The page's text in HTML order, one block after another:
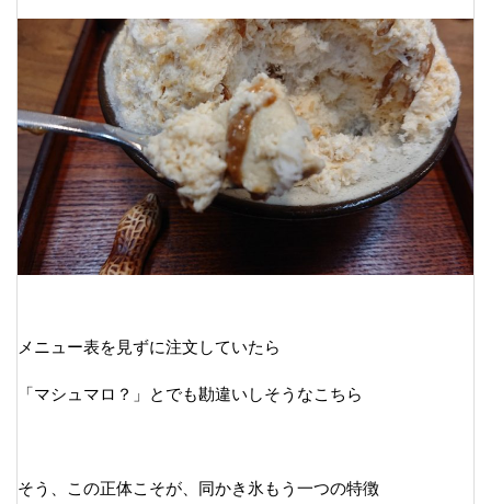
メニュー表を見ずに注文していたら
「マシュマロ？」とでも勘違いしそうなこちら
そう、この正体こそが、同かき氷もう一つの特徴